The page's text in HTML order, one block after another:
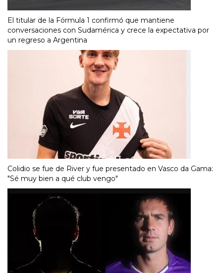
El titular de la Fórmula 1 confirmó que mantiene
conversaciones con Sudamérica y crece la expectativa por
un regreso a Argentina
Colidio se fue de River y fue presentado en Vasco da Gama:
"Sé muy bien a qué club vengo"